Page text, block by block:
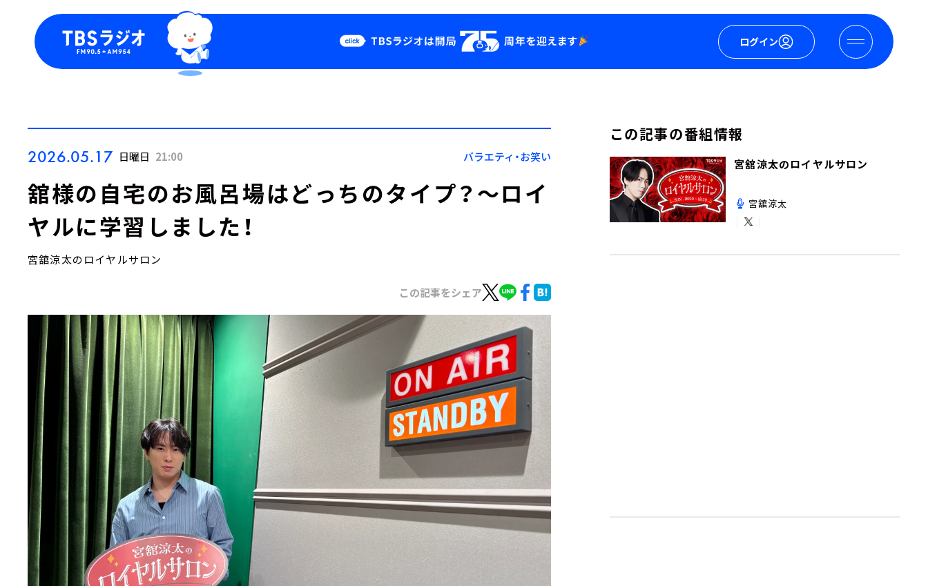
ログイン
Podcast
YouTube
会社情報
2026.05.17 日曜日 21:00 バラエティ・お笑い
舘様の自宅のお風呂場はどっちのタイプ？～ロイ
ヤルに学習しました！
宮舘涼太のロイヤルサロン
この記事をシェア
この記事の番組情報
宮舘涼太のロイヤルサロン
宮舘涼太